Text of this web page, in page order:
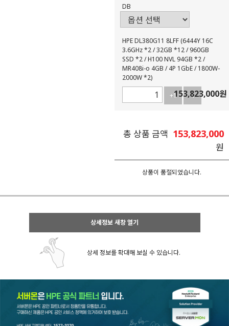
DB
HPE DL380G11 8LFF (6444Y 16C
3.6GHz *2 / 32GB *12 / 960GB
SSD *2 / H100 NVL 94GB *2 /
MR408i-o 4GB / 4P 1GbE / 1800W-
2000W *2)
+1 -1
153,823,000원
총 상품 금액 153,823,000
원
상품이 품절되었습니다.
상세정보 새창 열기
상세 정보를 확대해 보실 수 있습니다.